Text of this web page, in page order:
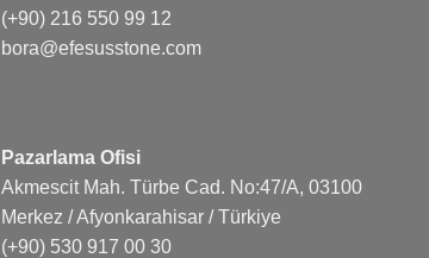
(+90) 216 550 99 12
bora@efesusstone.com
Pazarlama Ofisi
Akmescit Mah. Türbe Cad. No:47/A, 03100
Merkez / Afyonkarahisar / Türkiye
(+90) 530 917 00 30